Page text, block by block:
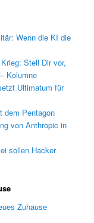
Wenn die KI die
Stell Dir vor,
Kolumne
Ultimatum für
dem Pentagon
von Anthropic in
sollen Hacker
Zuhause